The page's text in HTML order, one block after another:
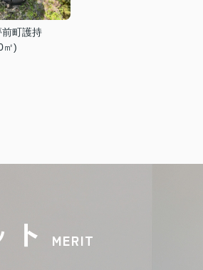
町護持
㎡)
MERIT